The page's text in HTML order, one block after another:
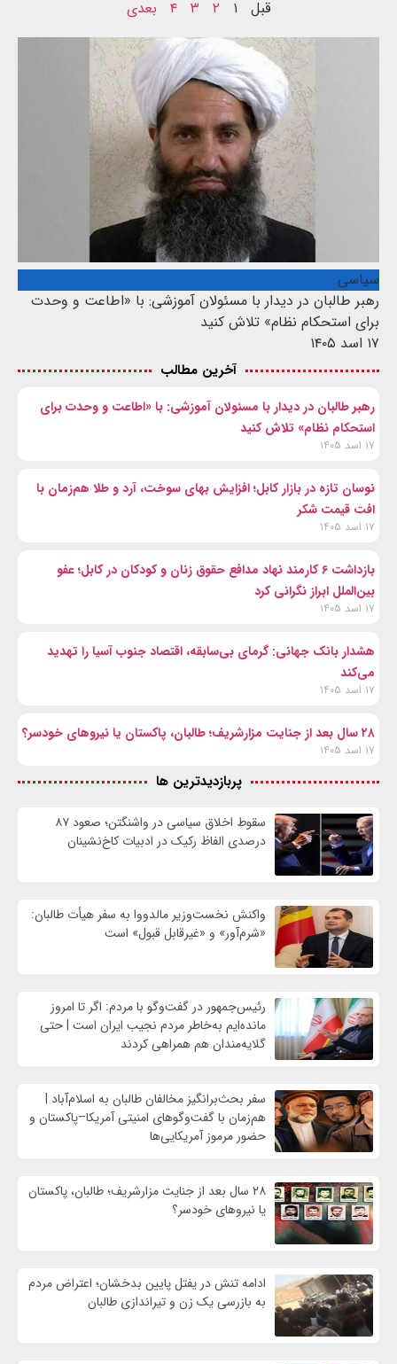
قبل ۱ ۲ ۳ ۴ بعدی
سیاسی
رهبر طالبان در دیدار با مسئولان آموزشی: با «اطاعت و وحدت
برای استحکام نظام» تلاش کنید
۱۷ اسد ۱۴۰۵
آخرین مطالب
رهبر طالبان در دیدار با مسئولان آموزشی: با «اطاعت و وحدت برای
استحکام نظام» تلاش کنید
۱۷ اسد ۱۴۰۵
نوسان تازه در بازار کابل؛ افزایش بهای سوخت، آرد و طلا هم‌زمان با
افت قیمت شکر
۱۷ اسد ۱۴۰۵
بازداشت ۶ کارمند نهاد مدافع حقوق زنان و کودکان در کابل؛ عفو
بین‌الملل ابراز نگرانی کرد
۱۷ اسد ۱۴۰۵
هشدار بانک جهانی: گرمای بی‌سابقه، اقتصاد جنوب آسیا را تهدید
می‌کند
۱۷ اسد ۱۴۰۵
۲۸ سال بعد از جنایت مزارشریف؛ طالبان، پاکستان یا نیروهای خودسر؟
۱۷ اسد ۱۴۰۵
پربازدیدترین ها
سقوط اخلاق سیاسی در واشنگتن؛ صعود ۸۷
درصدی الفاظ رکیک در ادبیات کاخ‌نشینان
واکنش نخست‌وزیر مالدووا به سفر هیأت طالبان:
«شرم‌آور» و «غیرقابل قبول» است
رئیس‌جمهور در گفت‌وگو با مردم: اگر تا امروز
مانده‌ایم به‌خاطر مردم نجیب ایران است | حتی
گلایه‌مندان هم همراهی کردند
سفر بحث‌برانگیز مخالفان طالبان به اسلام‌آباد |
هم‌زمان با گفت‌وگوهای امنیتی آمریکا–پاکستان و
حضور مرموز آمریکایی‌ها
۲۸ سال بعد از جنایت مزارشریف؛ طالبان، پاکستان
یا نیروهای خودسر؟
ادامه تنش در یفتل پایین بدخشان؛ اعتراض مردم
به بازرسی یک زن و تیراندازی طالبان